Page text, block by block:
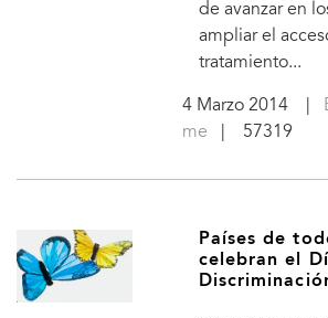
de avanzar en
ampliar el
tratamiento...
4 Marzo 2014|
me | 57319
Países de
celebran el